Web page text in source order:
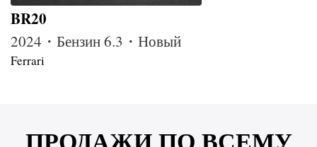
BR20
2024・Бензин 6.3・Новый
Ferrari